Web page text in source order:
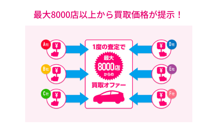
最大8000店以上から買取価格が提示！